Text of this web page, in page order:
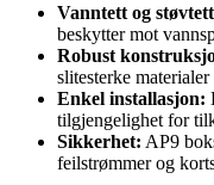
Vanntett og
beskytter mot
Robust
slitesterke
Enkel installasjon:
tilgjengelighet for
Sikkerhet: AP9
feilstrømmer og